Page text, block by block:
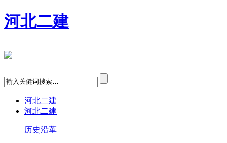
河北二建
河北二建
河北二建
历史沿革